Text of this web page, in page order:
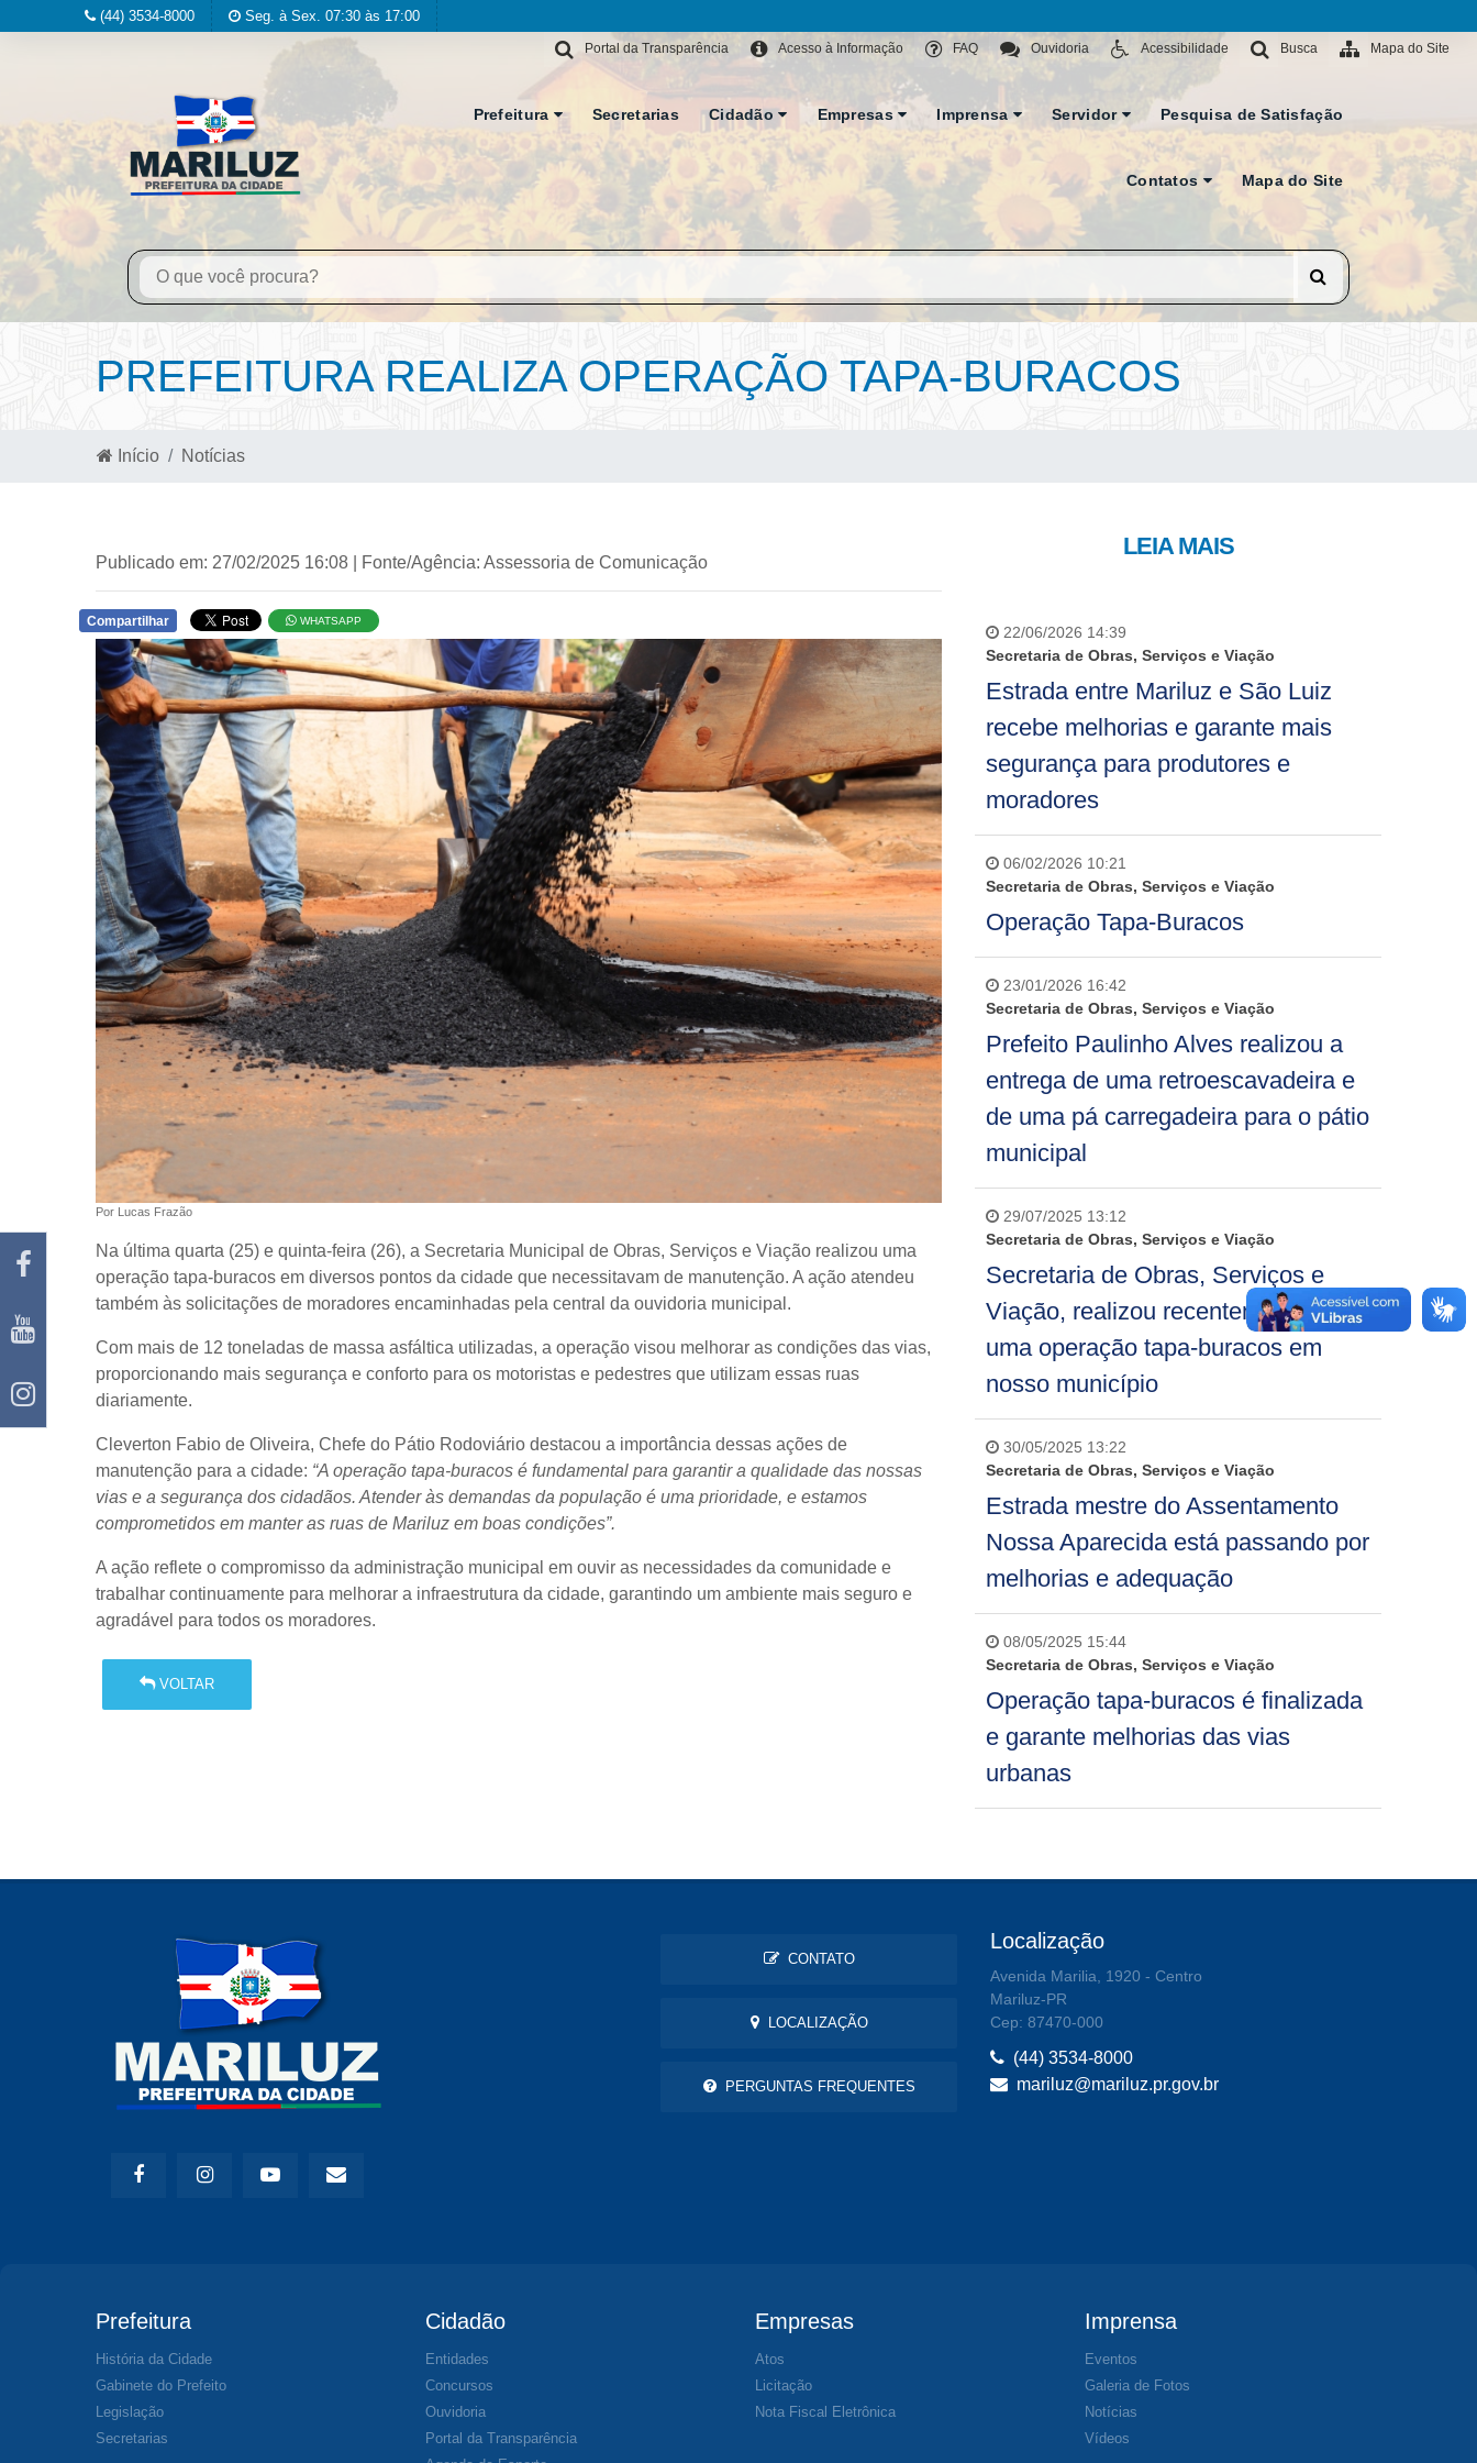
(44) 3534-8000 Seg. à Sex. 07:30 às 17:00
Mapa do Site
Busca
Acessibilidade
Ouvidoria
FAQ
Acesso à Informação
Portal da Transparência
Prefeitura Secretarias Cidadão Empresas Imprensa Servidor Pesquisa de Satisfação
Contatos Mapa do Site
PREFEITURA REALIZA OPERAÇÃO TAPA-BURACOS
Início Notícias
Publicado em: 27/02/2025 16:08 | Fonte/Agência: Assessoria de Comunicação
Compartilhar WHATSAPP
Por Lucas Frazão
Na última quarta (25) e quinta-feira (26), a Secretaria Municipal de Obras, Serviços e Viação realizou uma
operação tapa-buracos em diversos pontos da cidade que necessitavam de manutenção. A ação atendeu
também às solicitações de moradores encaminhadas pela central da ouvidoria municipal.
Com mais de 12 toneladas de massa asfáltica utilizadas, a operação visou melhorar as condições das vias,
proporcionando mais segurança e conforto para os motoristas e pedestres que utilizam essas ruas
diariamente.
Cleverton Fabio de Oliveira, Chefe do Pátio Rodoviário destacou a importância dessas ações de
manutenção para a cidade: “A operação tapa-buracos é fundamental para garantir a qualidade das nossas
vias e a segurança dos cidadãos. Atender às demandas da população é uma prioridade, e estamos
comprometidos em manter as ruas de Mariluz em boas condições”.
A ação reflete o compromisso da administração municipal em ouvir as necessidades da comunidade e
trabalhar continuamente para melhorar a infraestrutura da cidade, garantindo um ambiente mais seguro e
agradável para todos os moradores.
VOLTAR
LEIA MAIS
22/06/2026 14:39
Secretaria de Obras, Serviços e Viação
Estrada entre Mariluz e São Luiz
recebe melhorias e garante mais
segurança para produtores e
moradores
06/02/2026 10:21
Secretaria de Obras, Serviços e Viação
Operação Tapa-Buracos
23/01/2026 16:42
Secretaria de Obras, Serviços e Viação
Prefeito Paulinho Alves realizou a
entrega de uma retroescavadeira e
de uma pá carregadeira para o pátio
municipal
29/07/2025 13:12
Secretaria de Obras, Serviços e Viação
Secretaria de Obras, Serviços e
Viação, realizou recentemente mais
uma operação tapa-buracos em
nosso município
30/05/2025 13:22
Secretaria de Obras, Serviços e Viação
Estrada mestre do Assentamento
Nossa Aparecida está passando por
melhorias e adequação
08/05/2025 15:44
Secretaria de Obras, Serviços e Viação
Operação tapa-buracos é finalizada
e garante melhorias das vias
urbanas
CONTATO
LOCALIZAÇÃO
PERGUNTAS FREQUENTES
Localização
Avenida Marilia, 1920 - Centro
Mariluz-PR
Cep: 87470-000
(44) 3534-8000
mariluz@mariluz.pr.gov.br
Prefeitura
História da Cidade
Gabinete do Prefeito
Legislação
Secretarias
Cidadão
Entidades
Concursos
Ouvidoria
Portal da Transparência
Empresas
Atos
Licitação
Nota Fiscal Eletrônica
Imprensa
Eventos
Galeria de Fotos
Notícias
Vídeos